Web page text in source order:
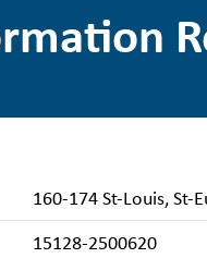
160-174 St-Louis, St-
15128-2500620